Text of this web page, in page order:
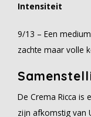
Intensiteit
9/13 – Een
zachte maar volle
De Crema Ricca is
zijn afkomstig van